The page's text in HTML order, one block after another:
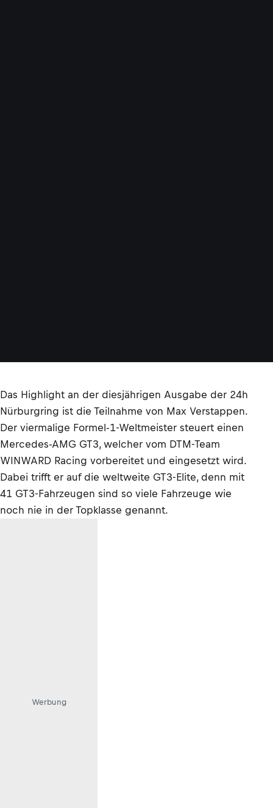
Das Highlight an der diesjährigen Ausgabe der 24h
Nürburgring ist die Teilnahme von Max Verstappen.
Der viermalige Formel-1-Weltmeister steuert einen
Mercedes-AMG GT3, welcher vom DTM-Team
WINWARD Racing vorbereitet und eingesetzt wird.
Dabei trifft er auf die weltweite GT3-Elite, denn mit
41 GT3-Fahrzeugen sind so viele Fahrzeuge wie
noch nie in der Topklasse genannt.
Werbung